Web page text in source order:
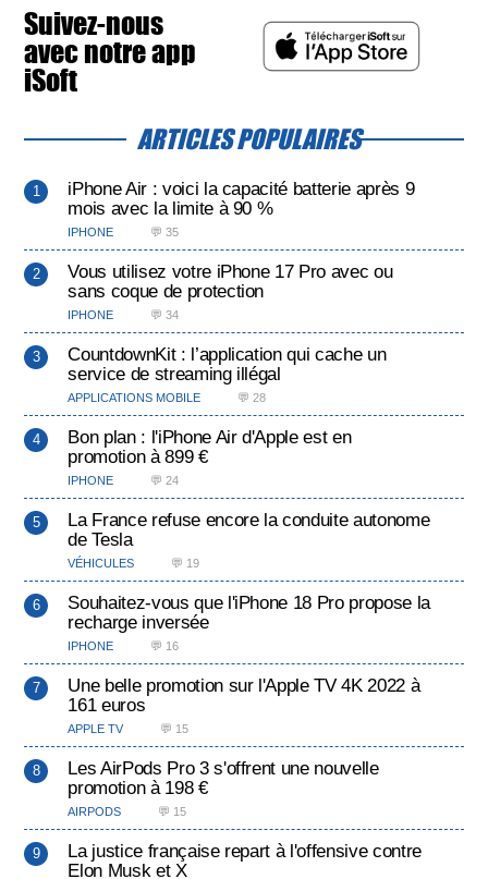
Suivez-nous
avec notre app
iSoft
ARTICLES POPULAIRES
iPhone Air : voici la capacité batterie après 9
mois avec la limite à 90 %
IPHONE 💬 35
Vous utilisez votre iPhone 17 Pro avec ou
sans coque de protection
IPHONE 💬 34
CountdownKit : l’application qui cache un
service de streaming illégal
APPLICATIONS MOBILE 💬 28
Bon plan : l'iPhone Air d'Apple est en
promotion à 899 €
IPHONE 💬 24
La France refuse encore la conduite autonome
de Tesla
VÉHICULES 💬 19
Souhaitez-vous que l'iPhone 18 Pro propose la
recharge inversée
IPHONE 💬 16
Une belle promotion sur l'Apple TV 4K 2022 à
161 euros
APPLE TV 💬 15
Les AirPods Pro 3 s'offrent une nouvelle
promotion à 198 €
AIRPODS 💬 15
La justice française repart à l'offensive contre
Elon Musk et X